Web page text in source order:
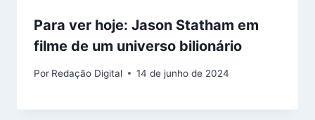
Para ver hoje: Jason Statham em
filme de um universo bilionário
Por Redação Digital 14 de junho de 2024